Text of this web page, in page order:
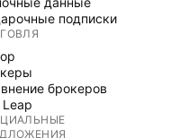
подписки
брокеров